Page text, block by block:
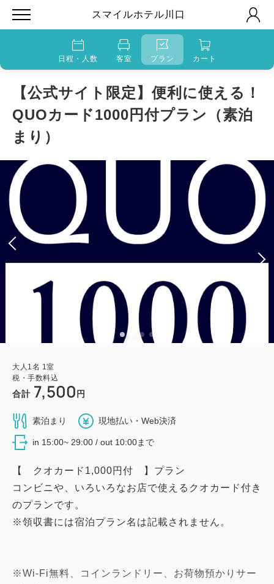
スマイルホテル川口
日程・人数 客室 プラン カート
【公式サイト限定】便利に使える！
QUOカード1000円付プラン（素泊
まり）
大人 1 名 1 室
税・手数料込
合計 7,500 円
素泊まり 現地払い・Web決済
in 15:00~ 29:00 / out 10:00まで
【 クオカード1,000円付 】プラン
コンビニや、いろいろなお店で使えるクオカード付き
のプランです。
※領収書には宿泊プラン名は記載されません。
※Wi-Fi無料、コインランドリー、お荷物預かりサー